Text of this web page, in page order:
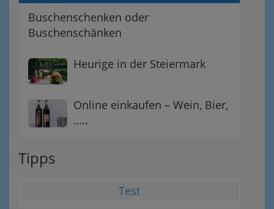
Buschenschenken oder
Buschenschänken
Heurige in der Steiermark
Online einkaufen – Wein, Bier,
…..
Tipps
Test